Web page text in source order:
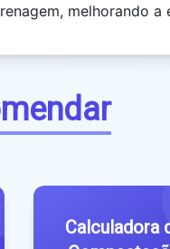
melhorando a
Calculadora